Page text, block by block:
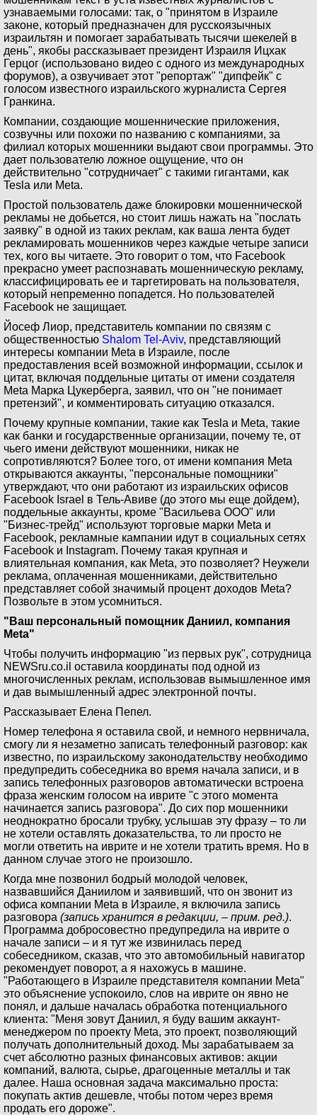
узнаваемыми голосами: так, о "принятом в Израиле
законе, который предназначен для русскоязычных
израильтян и помогает зарабатывать тысячи шекелей в
день", якобы рассказывает президент Израиля Ицхак
Герцог (использовано видео с одного из международных
форумов), а озвучивает этот "репортаж" "дипфейк" с
голосом известного израильского журналиста Сергея
Гранкина.
Компании, создающие мошеннические приложения,
созвучны или похожи по названию с компаниями, за
филиал которых мошенники выдают свои программы. Это
дает пользователю ложное ощущение, что он
действительно "сотрудничает" с такими гигантами, как
Tesla или Meta.
Простой пользователь даже блокировки мошеннической
рекламы не добьется, но стоит лишь нажать на "послать
заявку" в одной из таких реклам, как ваша лента будет
рекламировать мошенников через каждые четыре записи
тех, кого вы читаете. Это говорит о том, что Facebook
прекрасно умеет распознавать мошенническую рекламу,
классифицировать ее и таргетировать на пользователя,
который непременно попадется. Но пользователей
Facebook не защищает.
Йосеф Лиор, представитель компании по связям с
общественностью Shalom Tel-Aviv, представляющий
интересы компании Meta в Израиле, после
предоставления всей возможной информации, ссылок и
цитат, включая поддельные цитаты от имени создателя
Meta Марка Цукерберга, заявил, что он "не понимает
претензий", и комментировать ситуацию отказался.
Почему крупные компании, такие как Tesla и Meta, такие
как банки и государственные организации, почему те, от
чьего имени действуют мошенники, никак не
сопротивляются? Более того, от имени компания Meta
открываются аккаунты, "персональные помощники"
утверждают, что они работают из израильских офисов
Facebook Israel в Тель-Авиве (до этого мы еще дойдем),
поддельные аккаунты, кроме "Васильева ООО" или
"Бизнес-трейд" используют торговые марки Meta и
Facebook, рекламные кампании идут в социальных сетях
Facebook и Instagram. Почему такая крупная и
влиятельная компания, как Meta, это позволяет? Неужели
реклама, оплаченная мошенниками, действительно
представляет собой значимый процент доходов Meta?
Позвольте в этом усомниться.
"Ваш персональный помощник Даниил, компания
Meta"
Чтобы получить информацию "из первых рук", сотрудница
NEWSru.co.il оставила координаты под одной из
многочисленных реклам, использовав вымышленное имя
и дав вымышленный адрес электронной почты.
Рассказывает Елена Пепел.
Номер телефона я оставила свой, и немного нервничала,
смогу ли я незаметно записать телефонный разговор: как
известно, по израильскому законодательству необходимо
предупредить собеседника во время начала записи, и в
запись телефонных разговоров автоматически встроена
фраза женским голосом на иврите "с этого момента
начинается запись разговора". До сих пор мошенники
неоднократно бросали трубку, услышав эту фразу – то ли
не хотели оставлять доказательства, то ли просто не
могли ответить на иврите и не хотели тратить время. Но в
данном случае этого не произошло.
Когда мне позвонил бодрый молодой человек,
назвавшийся Даниилом и заявивший, что он звонит из
офиса компании Meta в Израиле, я включила запись
разговора (запись хранится в редакции, – прим. ред.).
Программа добросовестно предупредила на иврите о
начале записи – и я тут же извинилась перед
собеседником, сказав, что это автомобильный навигатор
рекомендует поворот, а я нахожусь в машине.
"Работающего в Израиле представителя компании Meta"
это объяснение успокоило, слов на иврите он явно не
понял, и дальше началась обработка потенциального
клиента: "Меня зовут Даниил, я буду вашим аккаунт-
менеджером по проекту Meta, это проект, позволяющий
получать дополнительный доход. Мы зарабатываем за
счет абсолютно разных финансовых активов: акции
компаний, валюта, сырье, драгоценные металлы и так
далее. Наша основная задача максимально проста:
покупать актив дешевле, чтобы потом через время
продать его дороже".